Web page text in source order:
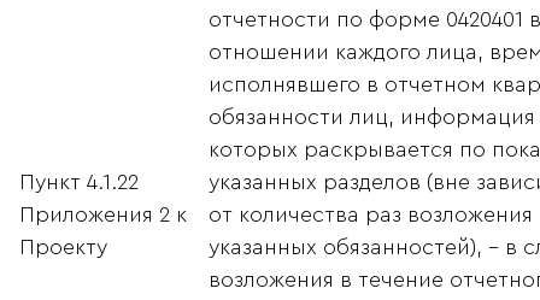
Пункт 4.1.22
Приложения 2 к
Проекту
отчетности по форме 0420401 в
отношении каждого лица,
исполнявшего в отчетном
обязанности лиц, информация
которых раскрывается по
указанных разделов (вне
от количества раз возложения
указанных обязанностей), – в
возложения в течение